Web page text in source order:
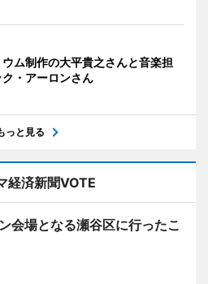
ム制作の大平貴之さんと音楽担
・アーロンさん
っと見る
経済新聞VOTE
会場となる瀬谷区に行ったこ